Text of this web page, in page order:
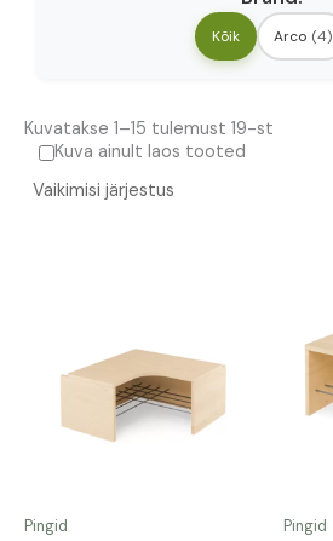
Kõik Arco (4)
Kuvatakse 1–15 tulemust 19-st
Kuva ainult laos tooted
Pingid Pingid